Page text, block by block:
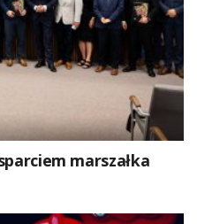
marszałka